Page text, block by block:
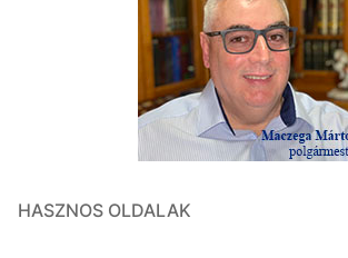
HASZNOS OLDALAK